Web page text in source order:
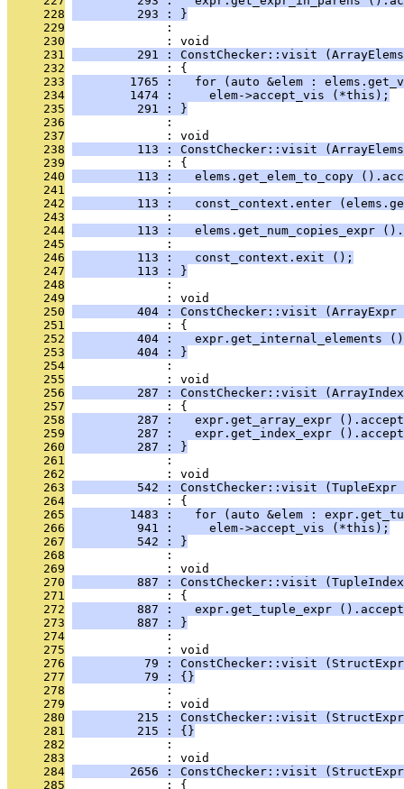
     228
         293 : }
     229
              :
     230
              : void
     231
291 : ConstChecker::visit
     232
              : {
     233
1765 :   for (auto &elem :
     234
        1474 :     elem->accept_vis (*this);
     235
         291 : }
     236
              :
     237
              : void
     238
113 : ConstChecker::visit
     239
              : {
     240
113 :   elems.get_elem_to_copy
     241
              :
     242
113 :   const_context.enter
     243
              :
     244
113 :   elems.get_num_copies_expr
     245
              :
     246
         113 :   const_context.exit ();
     247
         113 : }
     248
              :
     249
              : void
     250
404 : ConstChecker::visit (ArrayExpr
     251
              : {
     252
404 :   expr.get_internal_elements
     253
         404 : }
     254
              :
     255
              : void
     256
287 : ConstChecker::visit
     257
              : {
     258
287 :   expr.get_array_expr
     259
287 :   expr.get_index_expr
     260
         287 : }
     261
              :
     262
              : void
     263
542 : ConstChecker::visit (TupleExpr
     264
              : {
     265
1483 :   for (auto &elem :
     266
         941 :     elem->accept_vis (*this);
     267
         542 : }
     268
              :
     269
              : void
     270
887 : ConstChecker::visit
     271
              : {
     272
887 :   expr.get_tuple_expr
     273
         887 : }
     274
              :
     275
              : void
     276
79 : ConstChecker::visit
     277
          79 : {}
     278
              :
     279
              : void
     280
215 : ConstChecker::visit
     281
         215 : {}
     282
              :
     283
              : void
     284
2656 : ConstChecker::visit
     285
              : {